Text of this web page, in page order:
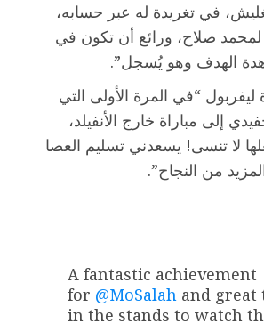
في تغريدة له عبر حسابه،
لمحمد صلاح، ورائع أن تكون في
الهدف وهو يُسجل”.
“في المرة الأولى التي
إلى مباراة خارج الأنفيلد،
لا تنسى! يسعدني تسليم العصا
من النجاح”.
A fantastic achievement
for @MoSalah and great
in the stands to watch